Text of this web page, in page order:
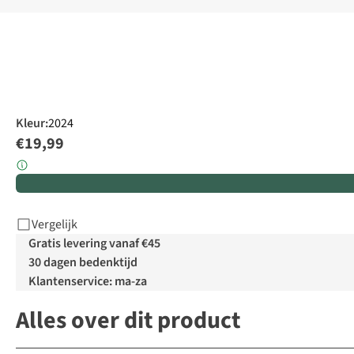
Kleur:2024
€19,99
Vergelijk
Gratis levering vanaf €45
30 dagen bedenktijd
Klantenservice: ma-za
Alles over dit product